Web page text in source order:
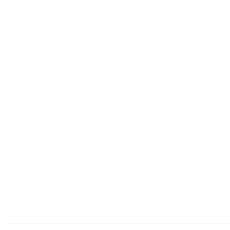
Příkaz k
dostatek
:
váš účet
LONG
cenou
poplatek
Celkem